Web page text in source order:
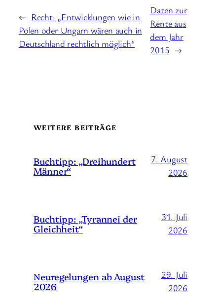
← Recht: „Entwicklungen wie in
Polen oder Ungarn wären auch in
Deutschland rechtlich möglich“
Daten zur
Rente aus
dem Jahr
2015 →
WEITERE BEITRÄGE
Buchtipp: „Dreihundert
Männer“
7. August
2026
Buchtipp: „Tyrannei der
Gleichheit“
31. Juli
2026
Neuregelungen ab August
2026
29. Juli
2026